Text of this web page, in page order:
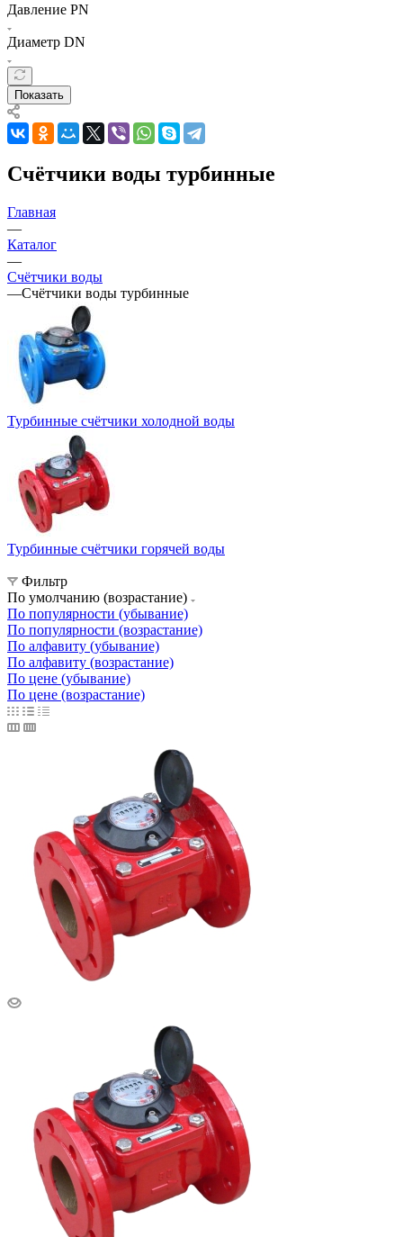
Давление PN
Диаметр DN
Показать
Счётчики воды турбинные
Главная
—
Каталог
—
Счётчики воды
—Счётчики воды турбинные
Турбинные счётчики холодной воды
Турбинные счётчики горячей воды
Фильтр
По умолчанию (возрастание)
По популярности (убывание)
По популярности (возрастание)
По алфавиту (убывание)
По алфавиту (возрастание)
По цене (убывание)
По цене (возрастание)